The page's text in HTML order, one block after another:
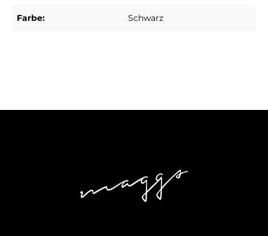
Farbe: Schwarz